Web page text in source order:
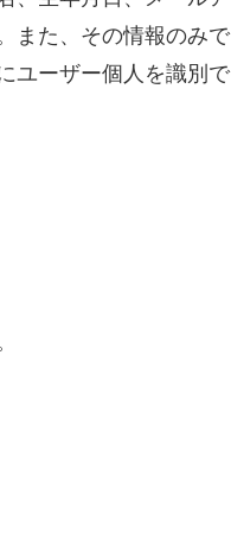
また、その情報のみで
ユーザー個人を識別で